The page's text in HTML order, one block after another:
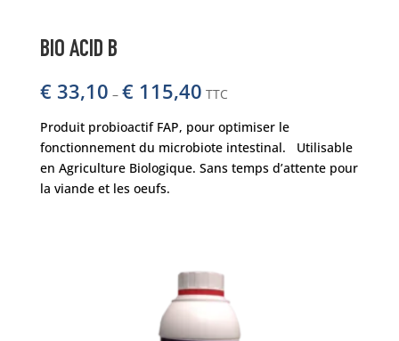
BIO ACID B
€ 33,10 – € 115,40 TTC
Produit probioactif FAP, pour optimiser le
fonctionnement du microbiote intestinal. Utilisable
en Agriculture Biologique. Sans temps d’attente pour
la viande et les oeufs.